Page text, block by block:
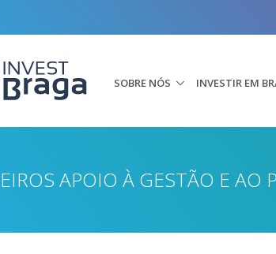
SOBRE NÓS INVESTIR EM
APOIO À GESTÃO E AO